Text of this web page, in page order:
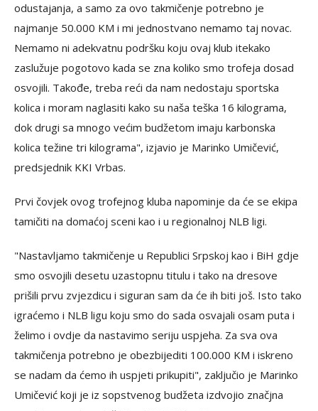
odustajanja, a samo za ovo takmičenje potrebno je
najmanje 50.000 KM i mi jednostvano nemamo taj novac.
Nemamo ni adekvatnu podršku koju ovaj klub itekako
zaslužuje pogotovo kada se zna koliko smo trofeja dosad
osvojili. Takođe, treba reći da nam nedostaju sportska
kolica i moram naglasiti kako su naša teška 16 kilograma,
dok drugi sa mnogo većim budžetom imaju karbonska
kolica težine tri kilograma", izjavio je Marinko Umičević,
predsjednik KKI Vrbas.
Prvi čovjek ovog trofejnog kluba napominje da će se ekipa
tamičiti na domaćoj sceni kao i u regionalnoj NLB ligi.
"Nastavljamo takmičenje u Republici Srpskoj kao i BiH gdje
smo osvojili desetu uzastopnu titulu i tako na dresove
prišili prvu zvjezdicu i siguran sam da će ih biti još. Isto tako
igraćemo i NLB ligu koju smo do sada osvajali osam puta i
želimo i ovdje da nastavimo seriju uspjeha. Za sva ova
takmičenja potrebno je obezbijediti 100.000 KM i iskreno
se nadam da ćemo ih uspjeti prikupiti", zaključio je Marinko
Umičević koji je iz sopstvenog budžeta izdvojio značjna